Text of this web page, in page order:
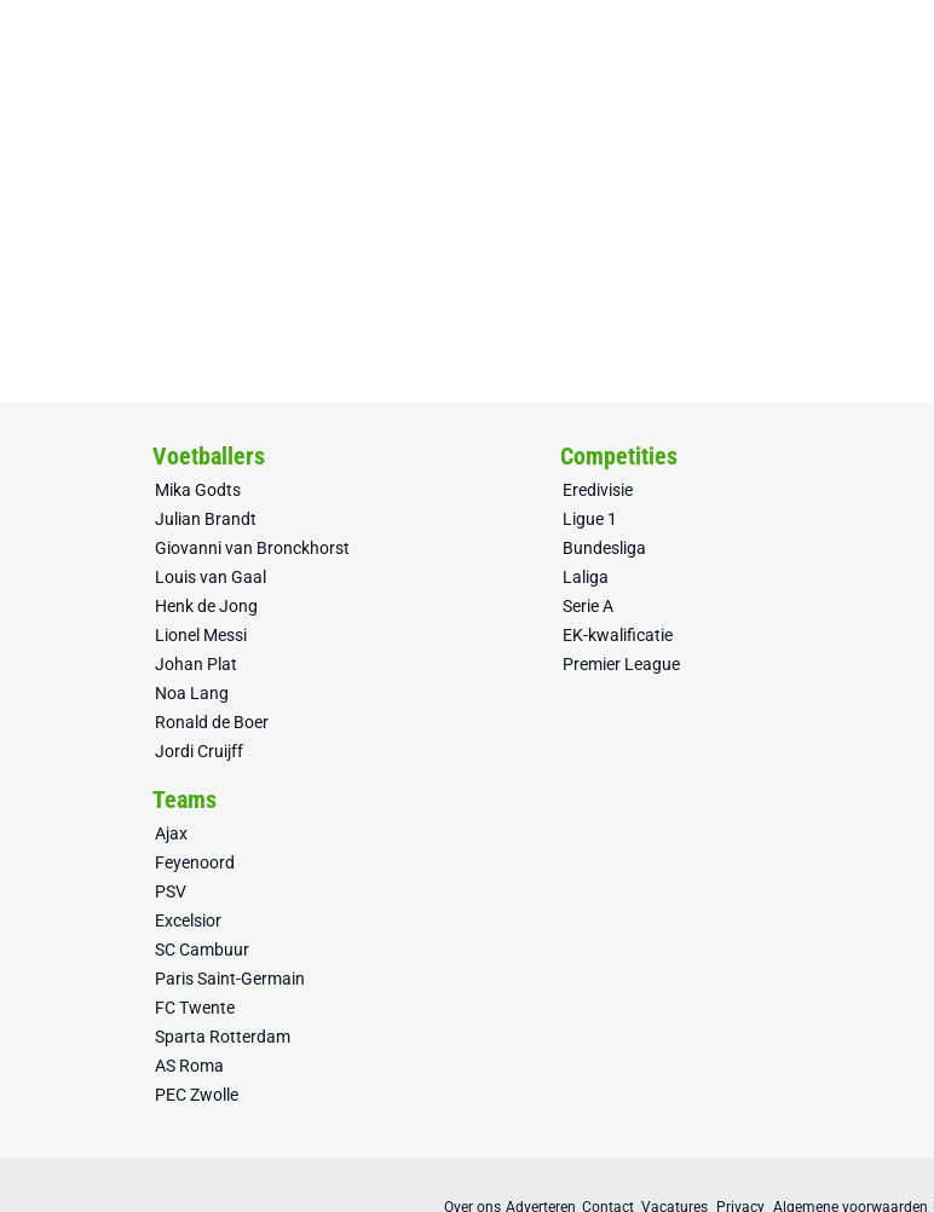
Voetballers
Mika Godts
Julian Brandt
Giovanni van Bronckhorst
Louis van Gaal
Henk de Jong
Lionel Messi
Johan Plat
Noa Lang
Ronald de Boer
Jordi Cruijff
Competities
Eredivisie
Ligue 1
Bundesliga
Laliga
Serie A
EK-kwalificatie
Premier League
Teams
Ajax
Feyenoord
PSV
Excelsior
SC Cambuur
Paris Saint-Germain
FC Twente
Sparta Rotterdam
AS Roma
PEC Zwolle
Over ons Adverteren Contact Vacatures Privacy Algemene voorwaarden